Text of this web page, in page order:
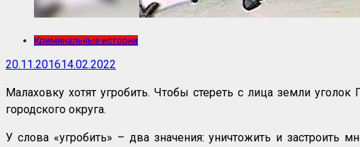
Криминальные истории
20.11.201614.02.2022
Малаховку хотят угробить. Чтобы стереть с лица земли
городского округа.
У слова «угробить» – два значения: уничтожить и застроить